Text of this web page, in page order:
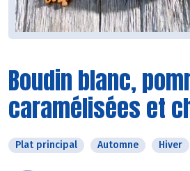
Boudin blanc,
caramélisées et
Plat principal Automne Hiver